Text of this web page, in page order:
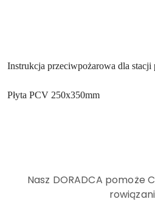
Instrukcja przeciwpożarowa dla stacji
Płyta PCV 250x350mm
Nasz DORADCA pomoże